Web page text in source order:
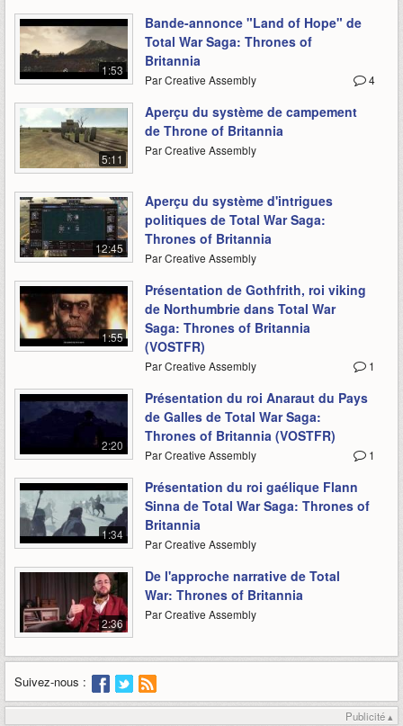
1:53
Bande-annonce "Land of Hope" de
Total War Saga: Thrones of
Britannia
4
Par Creative Assembly
5:11
Aperçu du système de campement
de Throne of Britannia
Par Creative Assembly
12:45
Aperçu du système d'intrigues
politiques de Total War Saga:
Thrones of Britannia
Par Creative Assembly
1:55
Présentation de Gothfrith, roi viking
de Northumbrie dans Total War
Saga: Thrones of Britannia
(VOSTFR)
1
Par Creative Assembly
2:20
Présentation du roi Anaraut du Pays
de Galles de Total War Saga:
Thrones of Britannia (VOSTFR)
1
Par Creative Assembly
1:34
Présentation du roi gaélique Flann
Sinna de Total War Saga: Thrones of
Britannia
Par Creative Assembly
2:36
De l'approche narrative de Total
War: Thrones of Britannia
Par Creative Assembly
Suivez-nous :
Publicité ▴